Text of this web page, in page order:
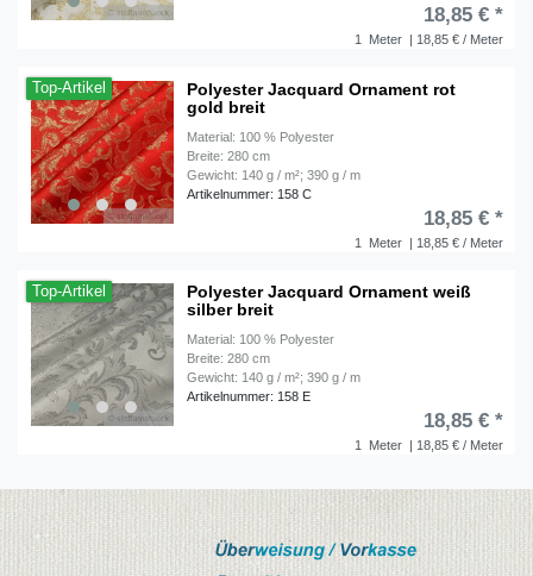
1 Meter | 18,85 € / Meter
18,85 € *
Top-Artikel
Polyester Jacquard Ornament rot
gold breit
Material: 100 % Polyester
Breite: 280 cm
Gewicht: 140 g / m²; 390 g / m
Artikelnummer: 158 C
1 Meter | 18,85 € / Meter
18,85 € *
Top-Artikel
Polyester Jacquard Ornament weiß
silber breit
Material: 100 % Polyester
Breite: 280 cm
Gewicht: 140 g / m²; 390 g / m
Artikelnummer: 158 E
1 Meter | 18,85 € / Meter
18,85 € *